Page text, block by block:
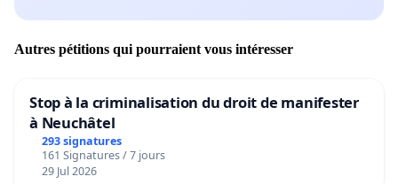
Autres pétitions qui pourraient vous intéresser
Stop à la criminalisation du droit de manifester
à Neuchâtel
293 signatures
161 Signatures / 7 jours
29 Jul 2026